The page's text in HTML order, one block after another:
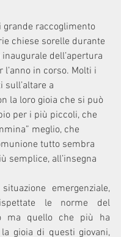
grande raccoglimento
chiese sorelle durante
dell’apertura
l’anno in corso. Molti i
sull’altare a
la loro gioia che si può
per i più piccoli, che
meglio, che
tutto sembra
semplice, all’insegna
emergenziale,
le norme del
ma quello che più ha
gioia di questi giovani,